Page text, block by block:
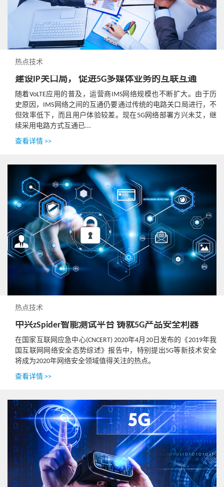
热点技术
建设IP关口局， 促进5G多媒体业务的互联互通
随着VoLTE应用的普及，运营商IMS网络规模也不断扩大。由于历
史原因，IMS网络之间的互通仍要通过传统的电路关口局进行，不
但效率低下，而且用户体验较差。现在5G网络部署方兴未艾，继
续采用电路方式互通已...
查看详情 >>
热点技术
中兴zSpider智能测试平台 铸就5G产品安全利器
在国家互联网应急中心(CNCERT) 2020年4月20日发布的《2019年我
国互联网网络安全态势综述》报告中，特别提出5G等新技术安全
将成为2020年网络安全领域值得关注的热点。
查看详情 >>